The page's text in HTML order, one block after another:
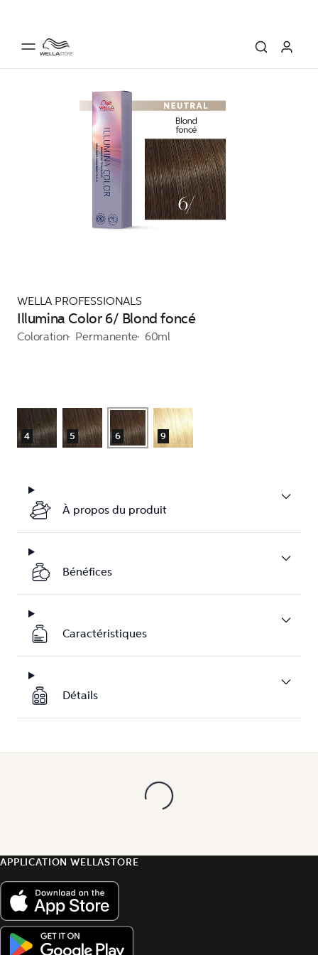
WELLA PROFESSIONALS
Illumina Color 6/ Blond foncé
Coloration Permanente 60ml
4 5 6 9
À propos du produit
Bénéfices
Caractéristiques
Détails
APPLICATION WELLASTORE